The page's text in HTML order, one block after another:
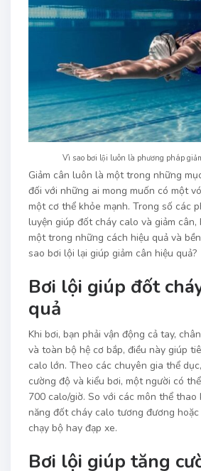
Vì sao bơi lội luôn là phương pháp
Giảm cân luôn là một trong những
đối với những ai mong muốn có một
một cơ thể khỏe mạnh. Trong số các
luyện giúp đốt cháy calo và giảm
một trong những cách hiệu quả và
sao bơi lội lại giúp giảm cân hiệu quả?
Bơi lội giúp đốt
quả
Khi bơi, bạn phải vận động cả tay,
và toàn bộ hệ cơ bắp, điều này giúp
calo lớn. Theo các chuyên gia thể
cường độ và kiểu bơi, một người có
700 calo/giờ. So với các môn thể thao
năng đốt cháy calo tương đương
chạy bộ hay đạp xe.
Bơi lội giúp tăng